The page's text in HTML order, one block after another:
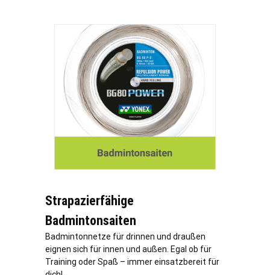
Strapazierfähige
Badmintonsaiten
Badmintonnetze für drinnen und draußen
eignen sich für innen und außen. Egal ob für
Training oder Spaß – immer einsatzbereit für